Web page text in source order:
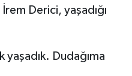
Derici, yaşadığı
Dudağıma